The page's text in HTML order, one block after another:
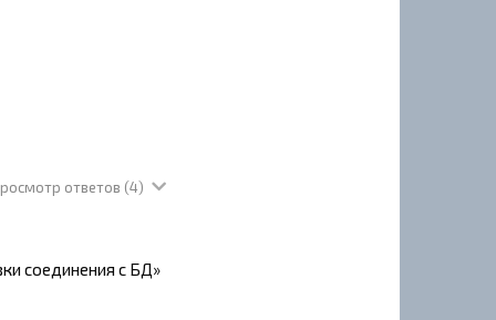
ответов (4)
соединения с БД»